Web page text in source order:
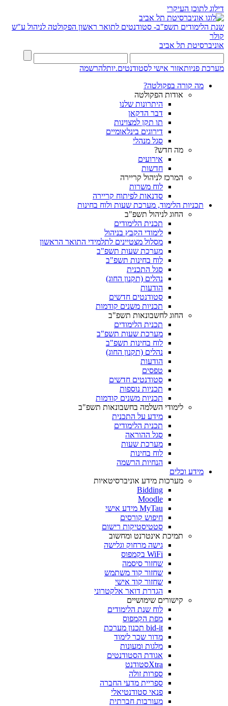
דילוג לתוכן העיקרי
שנת הלימודים תשפ"ב- סטודנטים לתואר ראשון הפקולטה לניהול ע"ש
קולר
אוניברסיטת תל אביב
מערכת פניותאזור אישי לסטודנטים.יותלהרשמה
מה קורה בפקולטה?
אודות הפקולטה
היתרונות שלנו
דבר הדקאן
תו תקן למצוינות
דירוגים בינלאומיים
סגל מנהלי
מה חדש?
אירועים
חדשות
המרכז לניהול קריירה
לוח משרות
סדנאות לפיתוח קריירה
תכניות הלימוד, מערכת שעות ולוח בחינות
החוג לניהול תשפ"ב
תכנית הלימודים
לימודי הקבץ בניהול
מסלול מצטיינים לתלמידי התואר הראשון
מערכת שעות תשפ"ב
לוח בחינות תשפ"ב
סגל התכנית
נהלים (תקנון החוג)
הודעות
סטודנטים חדשים
תכניות משנים קודמות
החוג לחשבונאות תשפ"ב
תכנית הלימודים
מערכת שעות תשפ"ב
לוח בחינות תשפ"ב
נהלים (תקנון החוג)
הודעות
טפסים
סטודנטים חדשים
תכניות נוספות
תכניות משנים קודמות
לימודי השלמה בחשבונאות תשפ"ב
מידע על התכנית
תכנית הלימודים
סגל ההוראה
מערכת שעות
לוח בחינות
הנחיות הרשמה
מידע וכלים
מערכות מידע אוניברסיטאיות
Bidding
Moodle
MyTau מידע אישי
חיפוש קורסים
סטטיסטיקות רישום
תמיכת אינטרנט ומחשוב
גישה מרחוק וגלישה
WiFi בקמפוס
שחזור סיסמה
שחזור קוד משתמש
שחזור קוד אישי
הגדרת דואר אלקטרוני
קישורים שימושיים
לוח שנת הלימודים
מפת הקמפוס
bid-it תכנון מערכת
מדור שכר לימוד
מלגות ומעונות
אגודת הסטודנטים
Xtraסטודנט
ספרות זולה
ספריית מדעי החברה
פנאי סטודנטיאלי
מעורבות חברתית